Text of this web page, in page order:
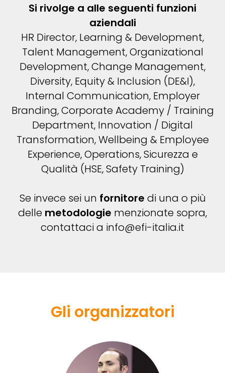
Si rivolge a alle seguenti funzioni
aziendali
HR Director, Learning & Development,
Talent Management, Organizational
Development, Change Management,
Diversity, Equity & Inclusion (DE&I),
Internal Communication, Employer
Branding, Corporate Academy / Training
Department, Innovation / Digital
Transformation, Wellbeing & Employee
Experience, Operations, Sicurezza e
Qualità (HSE, Safety Training)
Se invece sei un fornitore di una o più
delle metodologie menzionate sopra,
contattaci a info@efi-italia.it
Gli organizzatori